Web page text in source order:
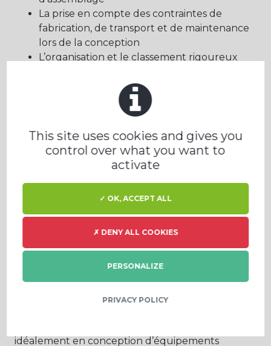
La prise en compte des contraintes de
fabrication, de transport et de maintenance
lors de la conception
L’organisation et le classement rigoureux
Toute proposition d’amélioration des outils
et méthodes de CAO/DAO
Basé à Valence TGV (Châteauneuf sur Isère)
Notre politique de recrutement est engagée en
faveur de l'intégration des travailleurs en
situation de handicap.
Profile sought
Cet emploi est accessible aux titulaires d’un
diplôme dans le milieu recherché (Bac +2,
idéalement en conception industrielle).
idéalement en conception d’équipements
This site uses cookies and gives you
control over what you want to
activate
✓ OK, ACCEPT ALL
✗ DENY ALL COOKIES
PERSONALIZE
PRIVACY POLICY